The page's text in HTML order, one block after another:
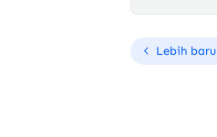
Lebih baru